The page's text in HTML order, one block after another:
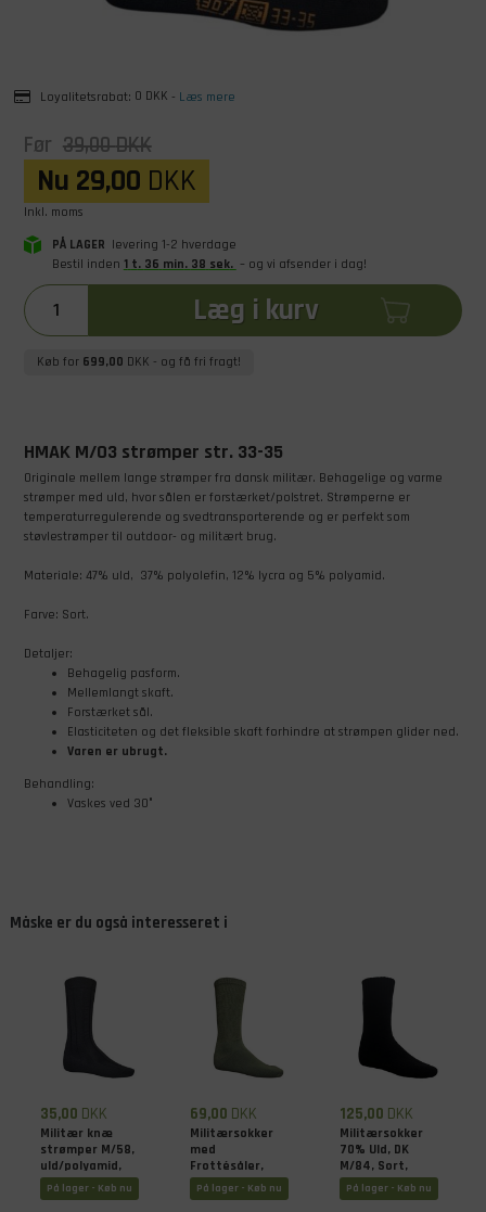
Loyalitetsrabat: 0 DKK - Læs mere
Før 39,00DKK
Nu 29,00 DKK
Inkl. moms
PÅ LAGER levering 1-2 hverdage
Bestil inden 1 t. 36 min. 37 sek. – og vi afsender i dag!
Læg i kurv
Køb for 699,00 DKK - og få fri fragt!
HMAK M/03 strømper str. 33-35
Originale mellem lange strømper fra dansk militær. Behagelige og varme
strømper med uld, hvor sålen er forstærket/polstret. Strømperne er
temperaturregulerende og svedtransporterende og er perfekt som
støvlestrømper til outdoor- og militært brug.
Materiale: 47% uld, 37% polyolefin, 12% lycra og 5% polyamid.
Farve: Sort.
Detaljer:
Behagelig pasform.
Mellemlangt skaft.
Forstærket sål.
Elasticiteten og det fleksible skaft forhindre at strømpen glider ned.
Varen er ubrugt.
Behandling:
Vaskes ved 30°
Måske er du også interesseret i
35,00 DKK
Militær knæ
strømper M/58,
uld/polyamid,
Sorte, Ubrugte
På lager - Køb nu
69,00 DKK
Militærsokker
med
Frottésåler,
Grøn, Ubrugt
På lager - Køb nu
125,00 DKK
Militærsokker
70% Uld, DK
M/84, Sort,
Ubrugt
På lager - Køb nu